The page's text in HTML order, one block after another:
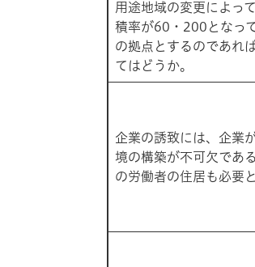
用途地域の変更によっ
積率が60・200となっ
の拠点とするのであれ
てはどうか。
企業の誘致には、企業
境の構築が不可欠であ
の労働者の住居も必要